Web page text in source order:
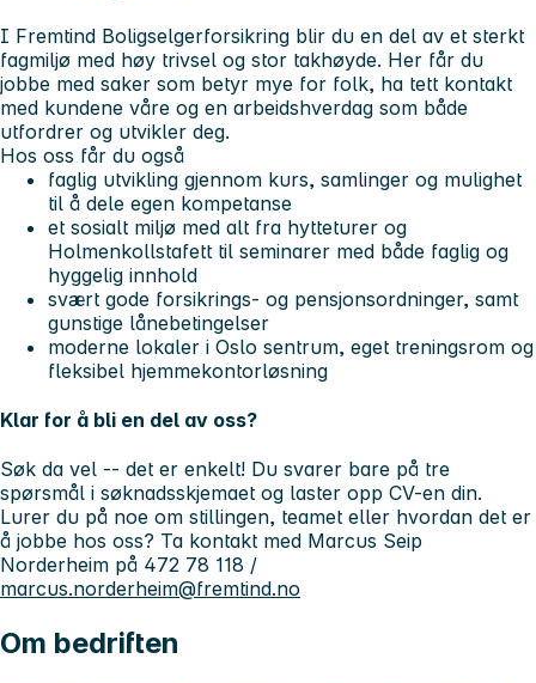
I Fremtind Boligselgerforsikring blir du en del av et sterkt
fagmiljø med høy trivsel og stor takhøyde. Her får du
jobbe med saker som betyr mye for folk, ha tett kontakt
med kundene våre og en arbeidshverdag som både
utfordrer og utvikler deg.
Hos oss får du også
faglig utvikling gjennom kurs, samlinger og mulighet
til å dele egen kompetanse
et sosialt miljø med alt fra hytteturer og
Holmenkollstafett til seminarer med både faglig og
hyggelig innhold
svært gode forsikrings- og pensjonsordninger, samt
gunstige lånebetingelser
moderne lokaler i Oslo sentrum, eget treningsrom og
fleksibel hjemmekontorløsning
Klar for å bli en del av oss?
Søk da vel -- det er enkelt! Du svarer bare på tre
spørsmål i søknadsskjemaet og laster opp CV-en din.
Lurer du på noe om stillingen, teamet eller hvordan det er
å jobbe hos oss? Ta kontakt med Marcus Seip
Norderheim på 472 78 118 /
marcus.norderheim@fremtind.no
Om bedriften